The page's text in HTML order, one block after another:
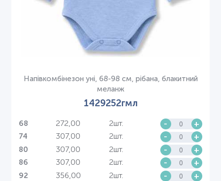
Напівкомбінезон уні, 68-98 см, рібана, блакитний
меланж
1429252гмл
68 272,00 2шт. - +
74 307,00 2шт. - +
80 307,00 2шт. - +
86 307,00 2шт. - +
92 356,00 2шт. - +